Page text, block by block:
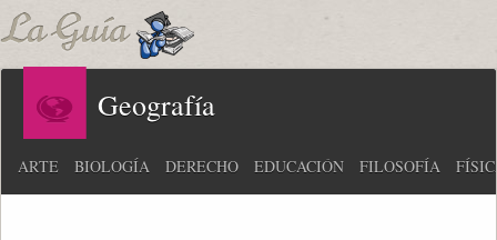
Geografía
ARTE BIOLOGÍA DERECHO EDUCACIÓN FILOSOFÍA